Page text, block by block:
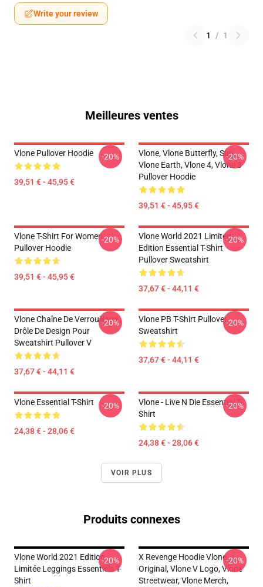
Write your review
1 / 1
Meilleures ventes
Vlone Pullover Hoodie
39,51 € - 45,95 €
-20%
Vlone, Vlone Butterfly, Sun,
Vlone Earth, Vlone 4, Vlone 3
Pullover Hoodie
39,51 € - 45,95 €
-20%
Vlone T-Shirt For Women
Pullover Hoodie
39,51 € - 45,95 €
-20%
Vlone World 2021 Limited
Edition Essential T-Shirt
Pullover Sweatshirt
37,67 € - 44,11 €
-20%
Vlone Chaîne De Verrouillage ,
Drôle De Design Pour
Sweatshirt Pullover V
37,67 € - 44,11 €
-20%
Vlone PB T-Shirt Pullover
Sweatshirt
37,67 € - 44,11 €
-20%
Vlone Essential T-Shirt
24,38 € - 28,06 €
-20%
Vlone - Live N Die Essential T-
Shirt
24,38 € - 28,06 €
-20%
VOIR PLUS
Produits connexes
Vlone World 2021 Edition
Limitée Leggings Essentiels T-
Shirt
-20%
X Revenge Hoodie Vlone
Original, Vlone V Logo, Vlone
Streetwear, Vlone Merch,
-20%